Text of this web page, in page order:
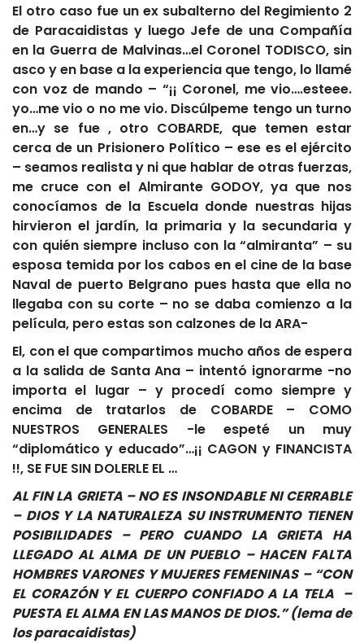
El otro caso fue un ex subalterno del Regimiento 2
de Paracaidistas y luego Jefe de una Compañía
en la Guerra de Malvinas…el Coronel TODISCO, sin
asco y en base a la experiencia que tengo, lo llamé
con voz de mando – “¡¡ Coronel, me vio….esteee.
yo…me vio o no me vio. Discúlpeme tengo un turno
en…y se fue , otro COBARDE, que temen estar
cerca de un Prisionero Político – ese es el ejército
– seamos realista y ni que hablar de otras fuerzas,
me cruce con el Almirante GODOY, ya que nos
conocíamos de la Escuela donde nuestras hijas
hirvieron el jardín, la primaria y la secundaria y
con quién siempre incluso con la “almiranta” – su
esposa temida por los cabos en el cine de la base
Naval de puerto Belgrano pues hasta que ella no
llegaba con su corte – no se daba comienzo a la
película, pero estas son calzones de la ARA-
El, con el que compartimos mucho años de espera
a la salida de Santa Ana – intentó ignorarme -no
importa el lugar – y procedí como siempre y
encima de tratarlos de COBARDE – COMO
NUESTROS GENERALES -le espeté un muy
“diplomático y educado”…¡¡ CAGON y FINANCISTA
!!, SE FUE SIN DOLERLE EL …
AL FIN LA GRIETA – NO ES INSONDABLE NI CERRABLE
– DIOS Y LA NATURALEZA SU INSTRUMENTO TIENEN
POSIBILIDADES – PERO CUANDO LA GRIETA HA
LLEGADO AL ALMA DE UN PUEBLO – HACEN FALTA
HOMBRES VARONES Y MUJERES FEMENINAS – “CON
EL CORAZÓN Y EL CUERPO CONFIADO A LA TELA –
PUESTA EL ALMA EN LAS MANOS DE DIOS.” (lema de
los paracaidistas)